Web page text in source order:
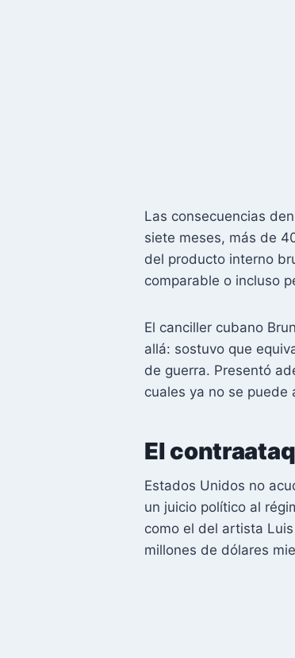
Las consecuencias
siete meses, más de
del producto interno
comparable o incluso
El canciller cubano
allá: sostuvo que
de guerra. Presentó
cuales ya no se puede
El
Estados Unidos no
un juicio político al
como el del artista
millones de dólares